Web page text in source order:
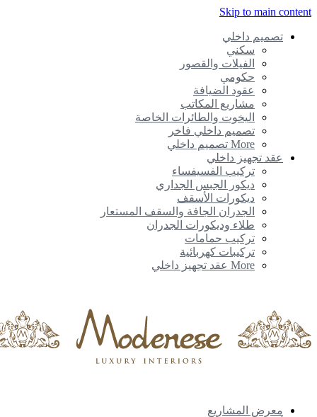
Skip to main
تصميم داخلي
سكني
الفيلات والقصور
حكومي
عقود الضيافة
مشاريع المكاتب
اليخوت والطائرات الخاصة
تصميم داخلي فاخر
More تصميم داخلي
عقد تجهيز داخلي
تركيب الفسيفساء
ديكور الجبس الجداري
ديكورات الأسقف
الجدران الجافة والسقف المستعار
طلاء وديكورات الجدران
تركيب حمامات
تركيبات كهربائية
More عقد تجهيز داخلي
معرض المشاريع